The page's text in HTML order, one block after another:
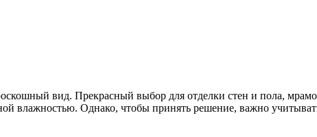
вид. Прекрасный выбор для отделки стен и пола,
влажностью. Однако, чтобы принять решение, важно